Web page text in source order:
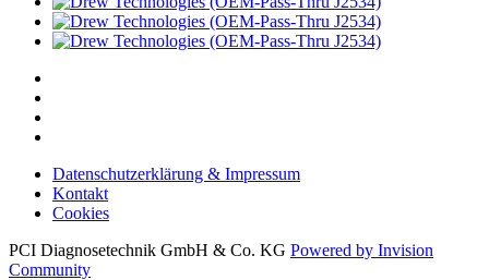
Datenschutzerklärung & Impressum
Kontakt
Cookies
PCI Diagnosetechnik GmbH & Co. KG Powered by Invision
Community